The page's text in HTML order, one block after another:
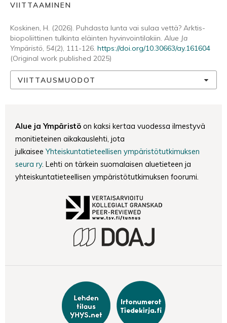
VIITTAAMINEN
Koskinen, H. (2026). Puhdasta lunta vai sulaa vettä? Arktis-
biopoliittinen tulkinta eläinten hyvinvointilakiin. Alue Ja
Ympäristö, 54(2), 111-126. https://doi.org/10.30663/ay.161604
(Original work published 2025)
VIITTAUSMUODOT
Alue ja Ympäristö on kaksi kertaa vuodessa ilmestyvä
monitieteinen aikakauslehti, jota
julkaisee Yhteiskuntatieteellisen ympäristötutkimuksen
seura ry. Lehti on tärkein suomalaisen aluetieteen ja
yhteiskuntatieteellisen ympäristötutkimuksen foorumi.